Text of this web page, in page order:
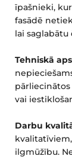
īpašnieki,
fasādē
lai
Tehniskā
vai
Darbu
ilgmūžību.